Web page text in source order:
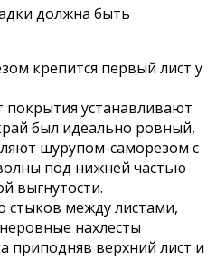
должна быть
крепится первый лист у
устанавливают
был идеально ровный,
шурупом-саморезом с
под нижней частью
выгнутости.
стыков между листами,
нахлесты
приподняв верхний лист и